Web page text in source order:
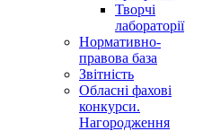
Творчі
лабораторії
Нормативно-
правова база
Звітність
Обласні фахові
конкурси.
Нагородження